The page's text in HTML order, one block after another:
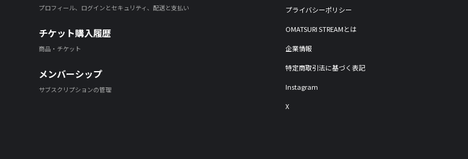
プロフィール、ログインとセキュリティ、配送と支払い
チケット購入履歴
商品・チケット
メンバーシップ
サブスクリプションの管理
プライバシーポリシー
OMATSURI STREAMとは
企業情報
特定商取引法に基づく表記
Instagram
X